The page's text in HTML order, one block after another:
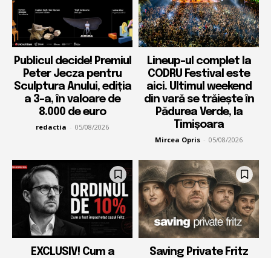
Publicul decide! Premiul
Peter Jecza pentru
Sculptura Anului, ediția
a 3-a, în valoare de
8.000 de euro
redactia - 05/08/2026
Lineup-ul complet la
CODRU Festival este
aici. Ultimul weekend
din vară se trăiește în
Pădurea Verde, la
Timișoara
Mircea Opris - 05/08/2026
EXCLUSIV! Cum a
Saving Private Fritz